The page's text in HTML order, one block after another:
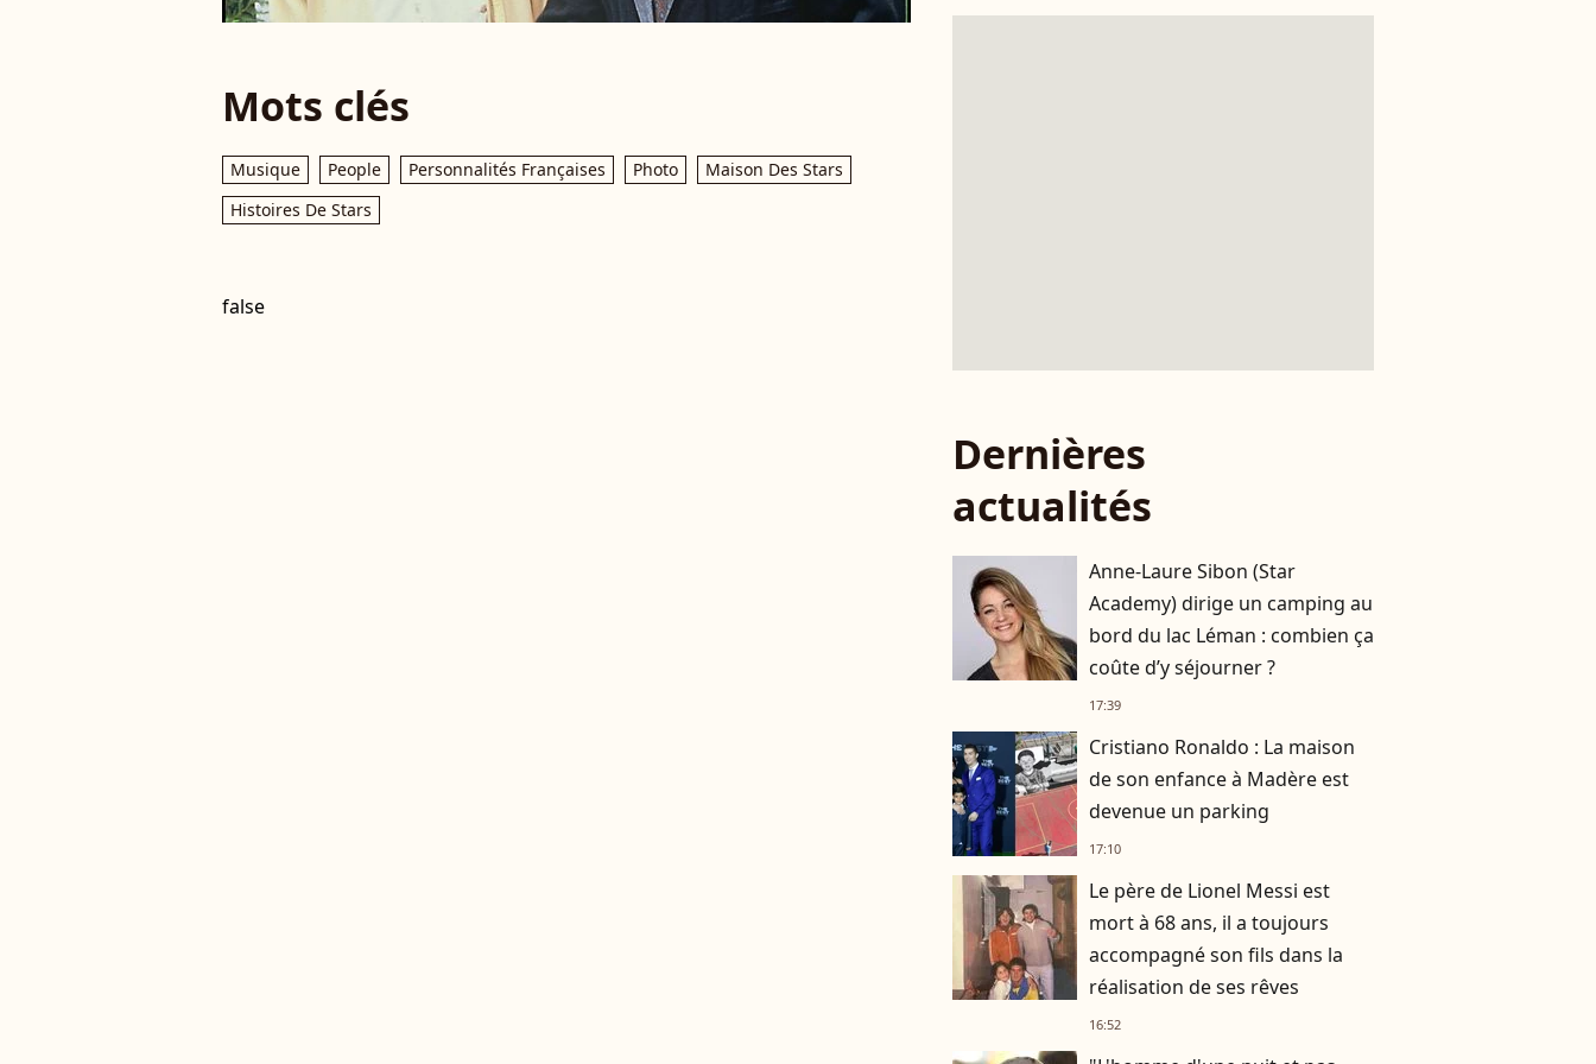
Mots clés
Musique People Personnalités Françaises Photo
Maison Des Stars
Histoires De Stars
false
Dernières
actualités
Anne-Laure Sibon (Star
Academy) dirige un camping au
bord du lac Léman : combien ça
coûte d’y séjourner ?
17:39
Cristiano Ronaldo : La maison
de son enfance à Madère est
devenue un parking
17:10
Le père de Lionel Messi est
mort à 68 ans, il a toujours
accompagné son fils dans la
réalisation de ses rêves
16:52